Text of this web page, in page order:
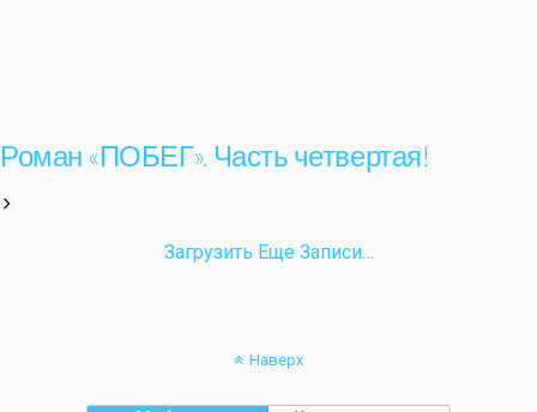
Роман «ПОБЕГ». Часть четвертая!
Загрузить Еще Записи…
Наверх